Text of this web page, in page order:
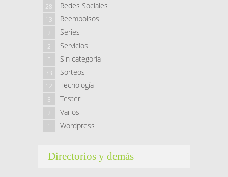
Redes Sociales
28
Reembolsos
13
Series
2
Servicios
2
Sin categoría
5
Sorteos
33
Tecnología
12
Tester
5
Varios
2
Wordpress
1
Directorios y demás